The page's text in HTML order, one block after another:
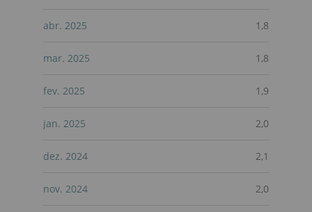
abr. 2025 1,8
mar. 2025 1,8
fev. 2025 1,9
jan. 2025 2,0
dez. 2024 2,1
nov. 2024 2,0